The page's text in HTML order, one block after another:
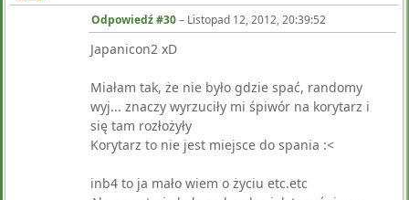
Odpowiedź #30– Listopad 12, 2012, 20:39:52
Japanicon2 xD
Miałam tak, że nie było gdzie spać, randomy
wyj... znaczy wyrzuciły mi śpiwór na korytarz i
się tam rozłożyły
Korytarz to nie jest miejsce do spania :<
inb4 to ja mało wiem o życiu etc.etc